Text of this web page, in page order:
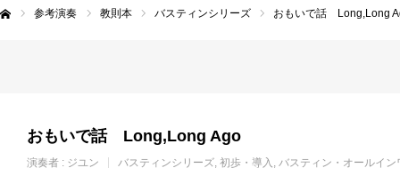
参考演奏 教則本 バスティンシリーズ おもいで話 Long,Long
おもいで話 Long,Long Ago
演奏者 : ジユン バスティンシリーズ 初歩・導入 バスティン・オールイ